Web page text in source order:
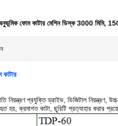
ফোম কাটার মেশিন ডিস্ক 3000 মিমি,
নিয়ন্ত্রণ প্রযুক্তি ড্রাইভ, ডিজিটাল নিয়ন্ত্রণ,
ক্রমাগত কাটা, ছুরিটি প্রত্যাহার করার